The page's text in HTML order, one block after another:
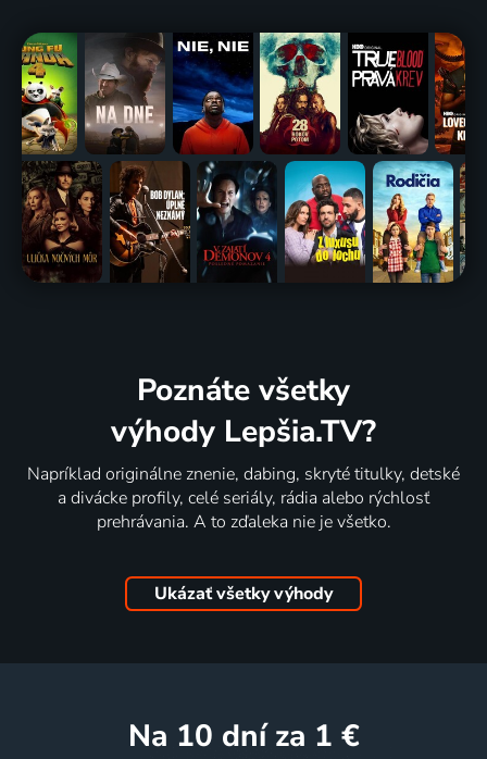
Poznáte všetky
výhody Lepšia.TV?
Napríklad originálne znenie, dabing, skryté titulky, detské
a divácke profily, celé seriály, rádia alebo rýchlosť
prehrávania. A to zďaleka nie je všetko.
Ukázať všetky výhody
na 10 dní za 1 €